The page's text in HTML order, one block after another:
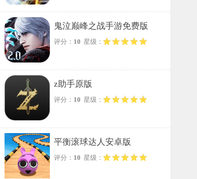
鬼泣巅峰之战手游免费版
评分： 10 星级：
z助手原版
评分： 10 星级：
平衡滚球达人安卓版
评分： 10 星级：